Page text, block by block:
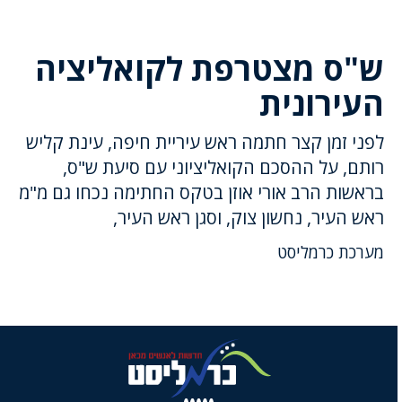
ש"ס מצטרפת לקואליציה
העירונית
לפני זמן קצר חתמה ראש עיריית חיפה, עינת קליש
רותם, על ההסכם הקואליציוני עם סיעת ש"ס,
בראשות הרב אורי אוזן בטקס החתימה נכחו גם מ"מ
ראש העיר, נחשון צוק, וסגן ראש העיר,
מערכת כרמליסט